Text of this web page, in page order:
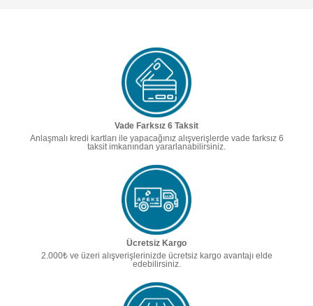
Vade Farksız 6 Taksit
Anlaşmalı kredi kartları ile yapacağınız alışverişlerde vade farksız 6
taksit imkanından yararlanabilirsiniz.
Ücretsiz Kargo
2.000₺ ve üzeri alışverişlerinizde ücretsiz kargo avantajı elde
edebilirsiniz.